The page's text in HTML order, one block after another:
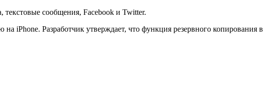
текстовые сообщения, Facebook и Twitter.
iPhone. Разработчик утверждает, что функция резервного копирования в